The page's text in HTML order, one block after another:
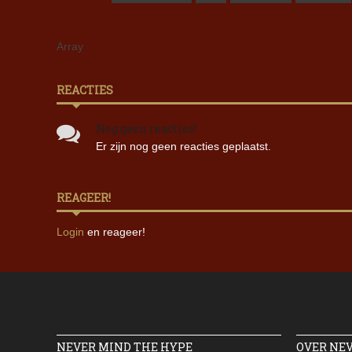
Array
REACTIES
Nog geen reacties!
Er zijn nog geen reacties geplaatst.
REAGEER!
Login en reageer!
NEVER MIND THE HYPE OVER